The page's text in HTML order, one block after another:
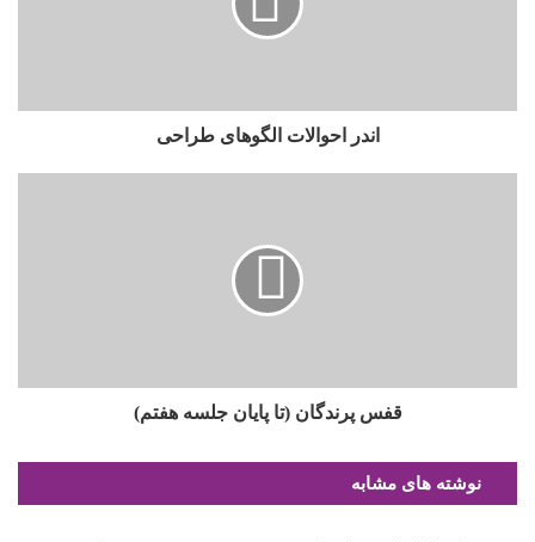
اندر احوالات الگوهای طراحی
قفس پرندگان (تا پایان جلسه هفتم)
نوشته های مشابه